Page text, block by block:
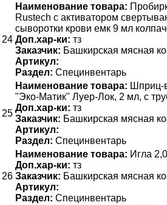
24
Наименование товара:
Rustech с активатором
сыворотки крови емк 9 мл
Доп.хар-ки: тз
Заказчик: Башкирская мясная
Артикул:
Раздел: Специнвентарь
25
Наименование товара: Шприц-
"Эко-Матик" Луер-Лок, 2 мл, с
Доп.хар-ки: тз
Заказчик: Башкирская мясная
Артикул:
Раздел: Специнвентарь
26
Наименование товара: Игла
Доп.хар-ки: тз
Заказчик: Башкирская мясная
Артикул:
Раздел: Специнвентарь